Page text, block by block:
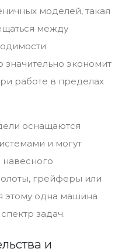
моделей, такая
между
значительно экономит
работе в пределах
оснащаются
и могут
навесного
грейферы или
этому одна машина
спектр задач.
и